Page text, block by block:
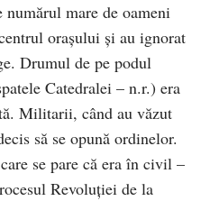
mare de oameni
orașului și au ignorat
Drumul de pe podul
Catedralei – n.r.) era
Militarii, când au văzut
să se opună ordinelor.
se pare că era în civil –
Revoluției de la